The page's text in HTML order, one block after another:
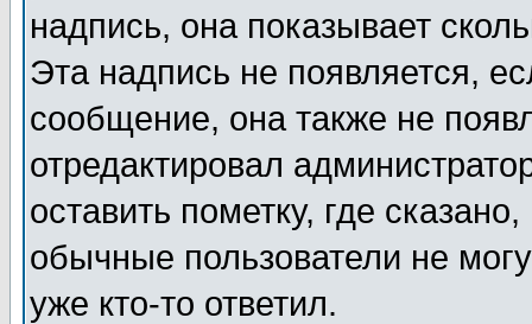
надпись, она показывает
Эта надпись не появляется,
сообщение, она также не
отредактировал
оставить пометку, где
обычные пользователи не
уже кто-то ответил.